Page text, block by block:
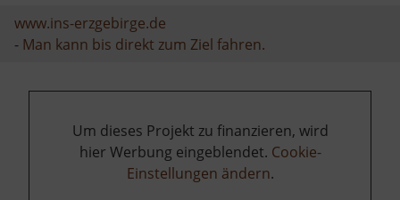
www.ins-erzgebirge.de
- Man kann bis direkt zum Ziel fahren.
Um dieses Projekt zu finanzieren, wird
hier Werbung eingeblendet. Cookie-
Einstellungen ändern.